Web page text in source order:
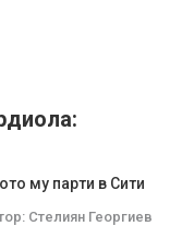
му парти в Сити
Стелиян Георгиев